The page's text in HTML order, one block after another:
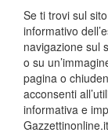
Se ti trovi sul
informativo
navigazione sul
o su
pagina o
acconsenti
informativa e